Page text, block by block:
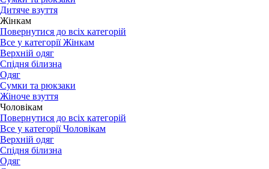
Дитяче взуття
Жінкам
Повернутися до всіх категорій
Все у категорії Жінкам
Верхній одяг
Спідня білизна
Одяг
Сумки та рюкзаки
Жіноче взуття
Чоловікам
Повернутися до всіх категорій
Все у категорії Чоловікам
Верхній одяг
Спідня білизна
Одяг